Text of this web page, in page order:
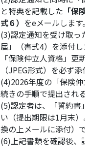
と特典を記載した 「保
式６） をeメールします。
(3)認定通知を受け取っ
届」（書式4）を添付し
「保険仲立人資格」更
（JPEG形式）を必ず添
(4)2026年度の「保険仲
続きの手順で提出される
(5)認定者は、「誓約書
い（提出期限は1月末）
換の上メールに添付）で
(6)上記書類を確認後、